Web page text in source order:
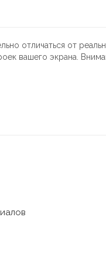
отличаться от
вашего экрана.